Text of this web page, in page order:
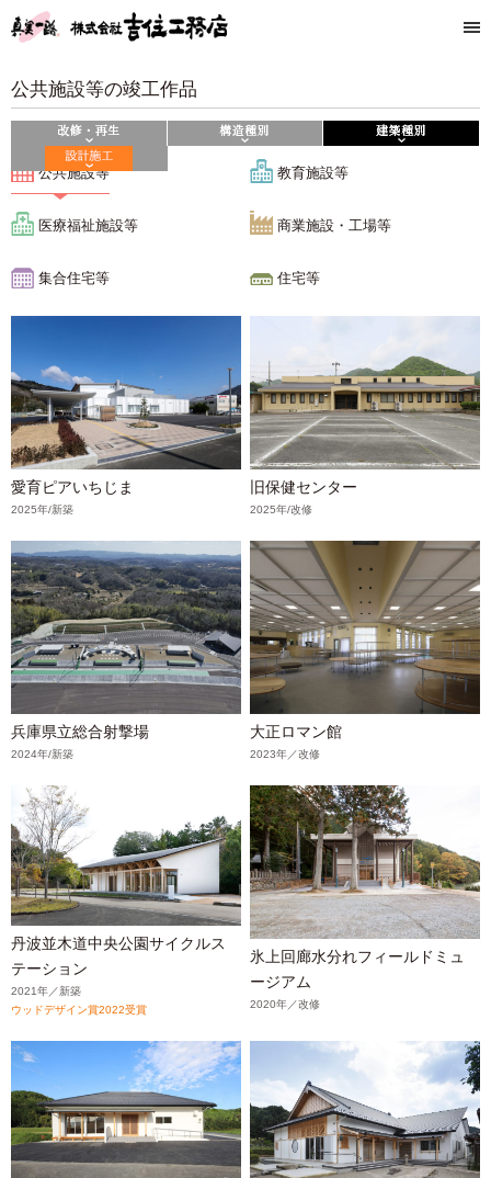
公共施設等の竣工作品
公共施設等 教育施設等
医療福祉施設等 商業施設・工場等
集合住宅等 住宅等
愛育ピアいちじま
2025年/新築
旧保健センター
2025年/改修
兵庫県立総合射撃場
2024年/新築
大正ロマン館
2023年／改修
丹波並木道中央公園サイクルス
テーション
2021年／新築
ウッドデザイン賞2022受賞
氷上回廊水分れフィールドミュ
ージアム
2020年／改修